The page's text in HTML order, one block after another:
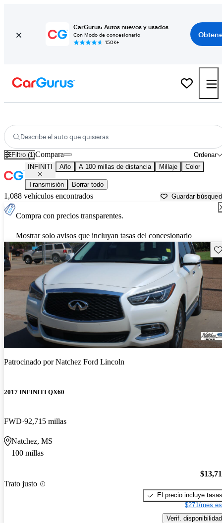
CarGurus: Autos nuevos y usados
Con Modo de concesionario
150K+
Describe el auto que quisieras
Filtro (1) Ordenar
Compara
INFINITI Año A 100 millas de distancia Millaje Color
Transmisión Borrar todo
1,088 vehículos encontrados Guardar
Compra con precios transparentes.
Mostrar solo avisos que incluyan tasas del concesionario
Patrocinado porNatchez Ford Lincoln
2017 INFINITI QX60
FWD 92,715 millas
Natchez, MS
100 millas
Trato justo
El precio incluye tasas
$271/mes
Verif. disponibilidad